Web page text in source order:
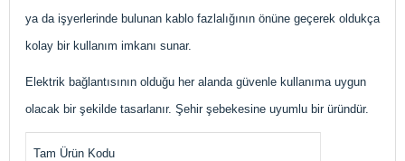
ya da işyerlerinde bulunan kablo fazlalığının önüne geçerek oldukça
kolay bir kullanım imkanı sunar.
Elektrik bağlantısının olduğu her alanda güvenle kullanıma uygun
olacak bir şekilde tasarlanır. Şehir şebekesine uyumlu bir üründür.
Tam Ürün Kodu